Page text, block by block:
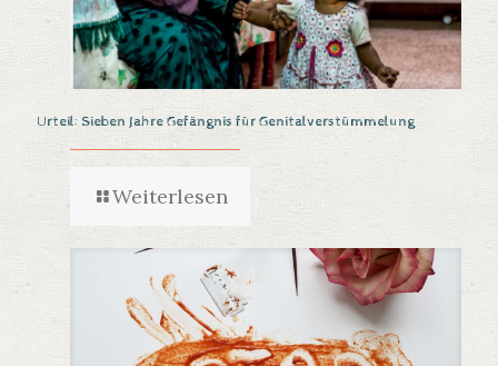
Urteil: Sieben Jahre Gefängnis für Genitalverstümmelung
Weiterlesen